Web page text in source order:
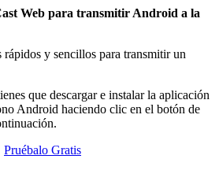
Web para transmitir Android a la
rápidos y sencillos para transmitir un
que descargar e instalar la aplicación
Android haciendo clic en el botón de
Pruébalo Gratis